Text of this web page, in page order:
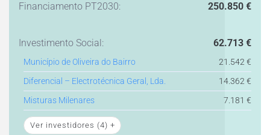
Financiamento PT2030: 250.850 €
Investimento Social: 62.713 €
Município de Oliveira do Bairro
21.542 €
Diferencial – Electrotécnica Geral, Lda.
14.362 €
Misturas Milenares
7.181 €
Ver investidores (4) +